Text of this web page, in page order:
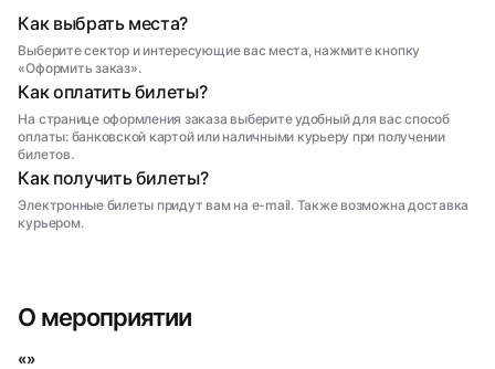
Как выбрать места?
Выберите сектор и интересующие вас места, нажмите кнопку
«Оформить заказ».
Как оплатить билеты?
На странице оформления заказа выберите удобный для вас способ
оплаты: банковской картой или наличными курьеру при получении
билетов.
Как получить билеты?
Электронные билеты придут вам на e-mail. Также возможна доставка
курьером.
О мероприятии
«»